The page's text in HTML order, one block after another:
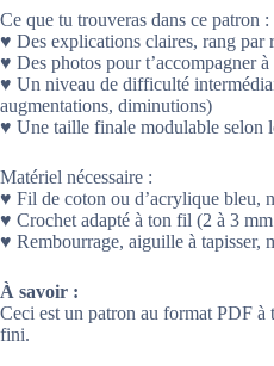
Ce que tu trouveras dans ce patron :
♥ Des explications claires, rang par
♥ Des photos pour t’accompagner à
♥ Un niveau de difficulté
augmentations, diminutions)
♥ Une taille finale modulable selon
Matériel nécessaire :
♥ Fil de coton ou d’acrylique bleu,
♥ Crochet adapté à ton fil (2 à 3
♥ Rembourrage, aiguille à tapisser,
À savoir :
Ceci est un patron au format PDF à
fini.